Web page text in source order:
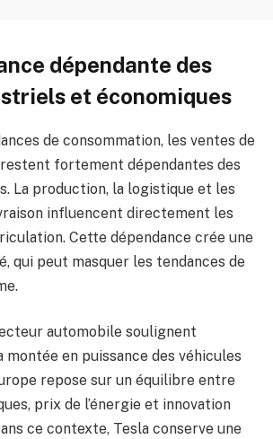
dépendante des
et économiques
de consommation, les ventes de
fortement dépendantes des
La production, la logistique et les
influencent directement les
Cette dépendance crée une
qui peut masquer les tendances de
automobile soulignent
montée en puissance des véhicules
repose sur un équilibre entre
prix de l’énergie et innovation
ce contexte, Tesla conserve une